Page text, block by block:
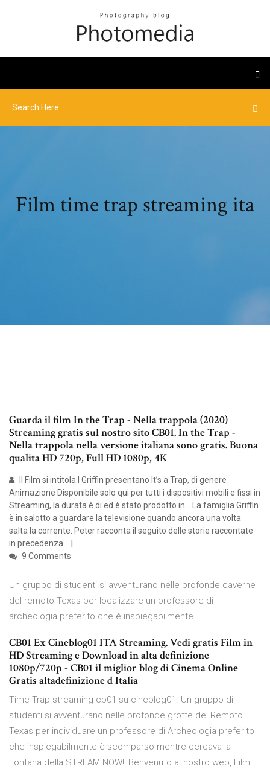
Film time trap streaming ita
Guarda il film In the Trap - Nella trappola (2020)
Streaming gratis sul nostro sito CB01. In the Trap -
Nella trappola nella versione italiana sono gratis. Buona
qualita HD 720p, Full HD 1080p, 4K
Il Film si intitola I Griffin presentano It’s a Trap, di genere
Animazione Disponibile solo qui per tutti i dispositivi mobili e fissi in
Streaming, la durata è di ed è stato prodotto in .. La famiglia Griffin
è in salotto a guardare la televisione quando ancora una volta
salta la corrente. Peter racconta il seguito delle storie raccontate
in precedenza.
9 Comments
Un gruppo di studenti si avventurano nelle profonde caverne
del remoto Texas per localizzare un professore di
archeologia preferito che è inspiegabilmente …
CB01 Ex Cineblog01 ITA Streaming. Vedi gratis Film in
HD Streaming e Download in alta definizione
1080p/720p - CB01 il miglior blog di Cinema Online
Gratis altadefinizione d Italia
Time Trap streaming cb01 su cineblog01. Un gruppo di
studenti si avventurano nelle profonde grotte del Remoto
Texas per individuare un professore di Archeologia preferito
che inspiegabilmente è scomparso mentre cercava la
Fontana della STREAM NOW!! Benvenuto al nostro web, Film